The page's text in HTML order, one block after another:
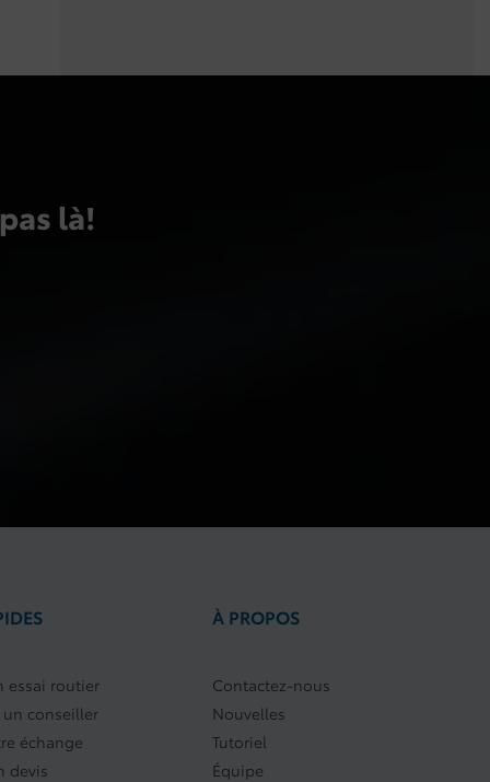
là!
essai routier
conseiller
échange
devis
À PROPOS
Contactez-nous
Nouvelles
Tutoriel
Équipe